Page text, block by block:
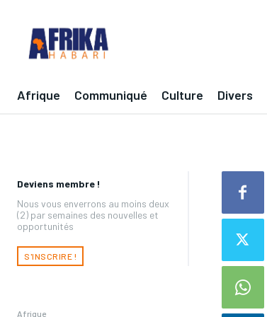
Afrique Communiqué Culture Divers
Deviens membre !
Nous vous enverrons au moins deux
(2) par semaines des nouvelles et
opportunités
S'INSCRIRE !
Afrique